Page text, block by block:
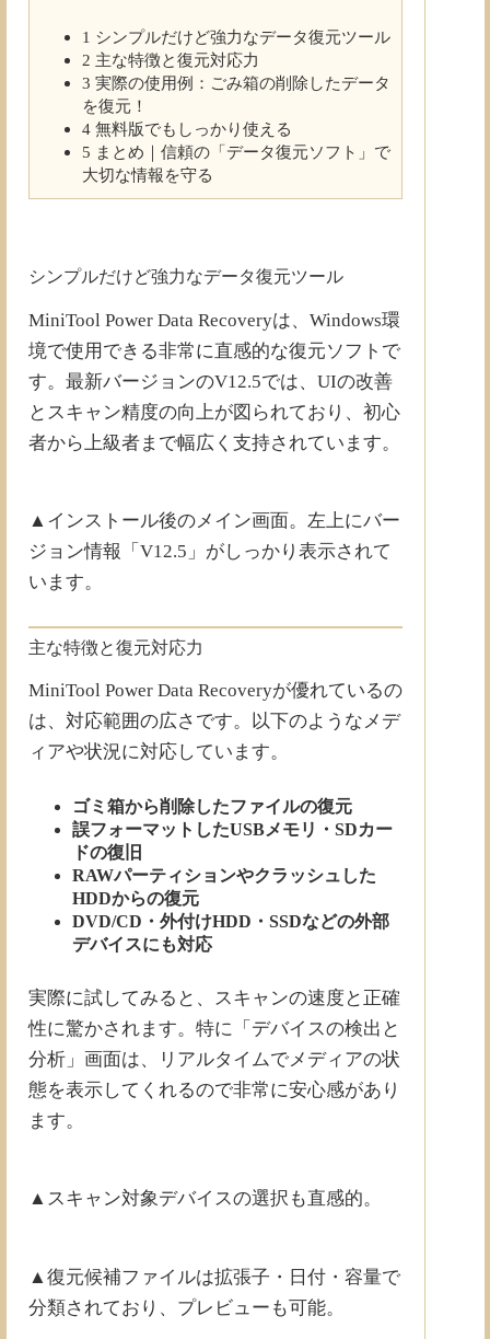
1 シンプルだけど強力なデータ復元ツール
2 主な特徴と復元対応力
3 実際の使用例：ごみ箱の削除したデータ
を復元！
4 無料版でもしっかり使える
5 まとめ｜信頼の「データ復元ソフト」で
大切な情報を守る
シンプルだけど強力なデータ復元ツール
MiniTool Power Data Recoveryは、Windows環
境で使用できる非常に直感的な復元ソフトで
す。最新バージョンのV12.5では、UIの改善
とスキャン精度の向上が図られており、初心
者から上級者まで幅広く支持されています。
▲インストール後のメイン画面。左上にバー
ジョン情報「V12.5」がしっかり表示されて
います。
主な特徴と復元対応力
MiniTool Power Data Recoveryが優れているの
は、対応範囲の広さです。以下のようなメデ
ィアや状況に対応しています。
ゴミ箱から削除したファイルの復元
誤フォーマットしたUSBメモリ・SDカー
ドの復旧
RAWパーティションやクラッシュした
HDDからの復元
DVD/CD・外付けHDD・SSDなどの外部
デバイスにも対応
実際に試してみると、スキャンの速度と正確
性に驚かされます。特に「デバイスの検出と
分析」画面は、リアルタイムでメディアの状
態を表示してくれるので非常に安心感があり
ます。
▲スキャン対象デバイスの選択も直感的。
▲復元候補ファイルは拡張子・日付・容量で
分類されており、プレビューも可能。